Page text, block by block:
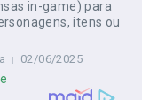
in-game) para
itens ou
02/06/2025